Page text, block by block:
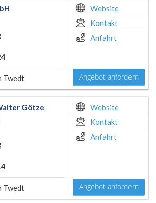
Twedt
Website
Kontakt
Anfahrt
Angebot anfordern
Götze
Twedt
Website
Kontakt
Anfahrt
Angebot anfordern